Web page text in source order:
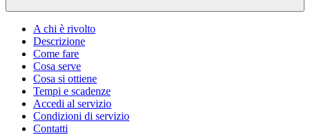
A chi è rivolto
Descrizione
Come fare
Cosa serve
Cosa si ottiene
Tempi e scadenze
Accedi al servizio
Condizioni di servizio
Contatti